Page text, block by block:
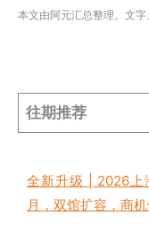
本文由阿元汇总整理。文
往期推荐
全新升级 | 2026上
月，双馆扩容，商机